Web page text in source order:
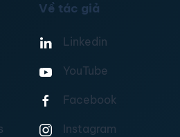
Về tác giả
Linkedin
YouTube
Facebook
Instagram